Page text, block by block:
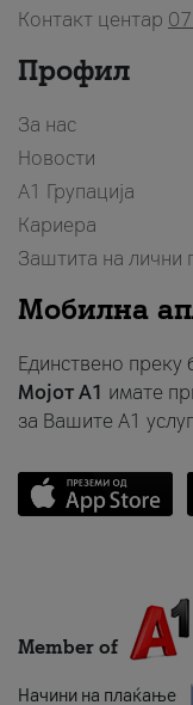
Контакт центар
Профил
За нас
Новости
А1 Групација
Кариера
Заштита на лични
Мобилна
Единствено преку
Мојот A1 имате
за Вашите A1
Member of
Начини на плаќање